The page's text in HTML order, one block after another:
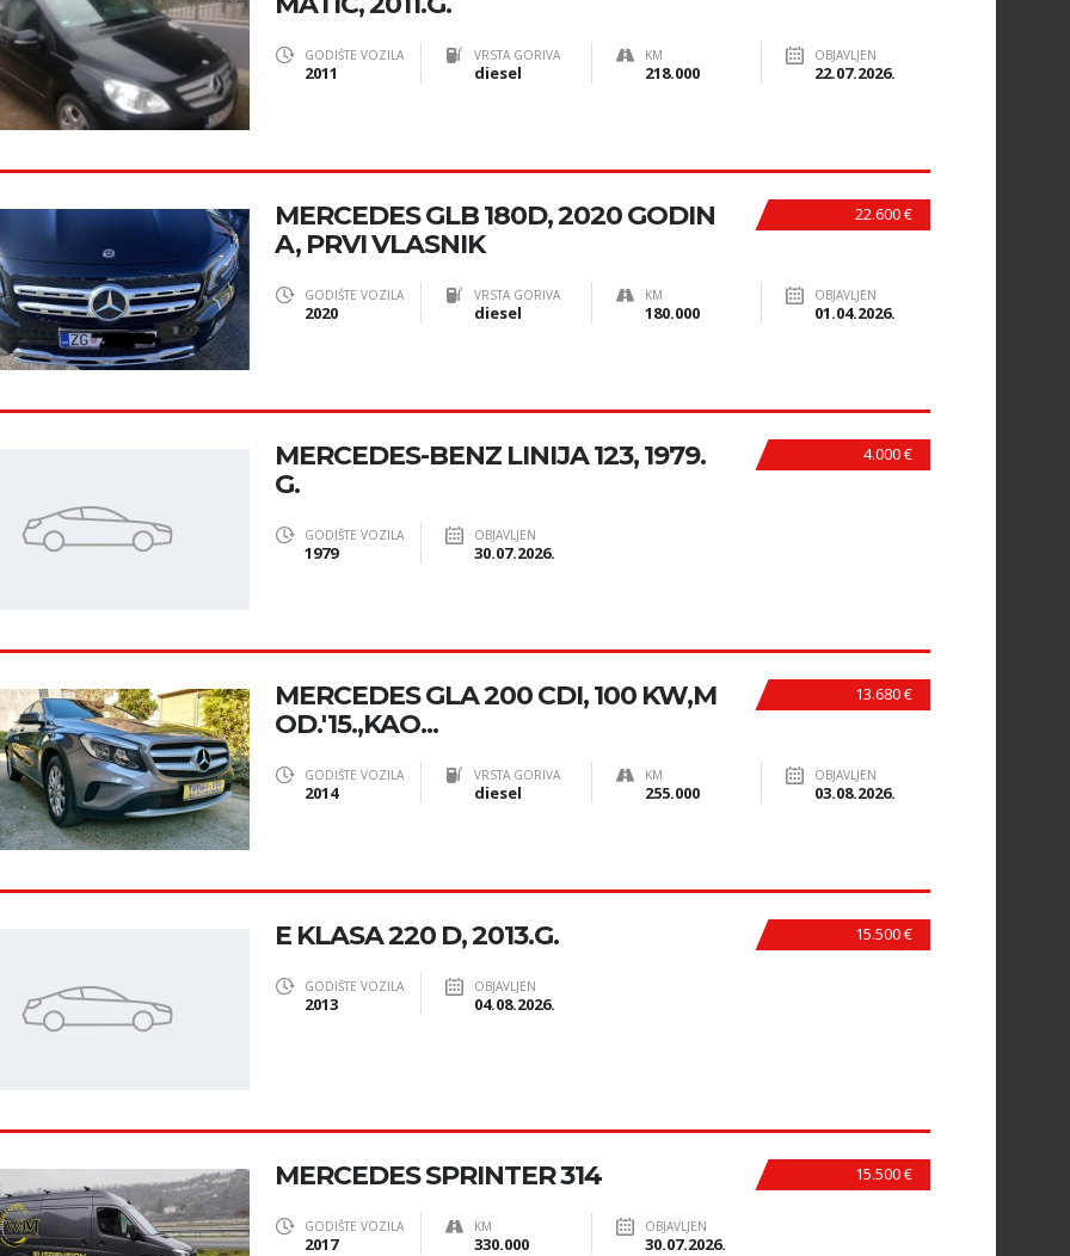
GODIŠTE VOZILA
2011
VRSTA GORIVA
diesel
KM
218.000
OBJAVLJEN
22.07.2026.
22.600 €
MERCEDES GLB 180D, 2020 GODIN
A, PRVI VLASNIK
GODIŠTE VOZILA
2020
VRSTA GORIVA
diesel
KM
180.000
OBJAVLJEN
01.04.2026.
4.000 €
MERCEDES-BENZ LINIJA 123, 1979.
G.
GODIŠTE VOZILA
1979
OBJAVLJEN
30.07.2026.
13.680 €
MERCEDES GLA 200 CDI, 100 KW,M
OD.'15.,KAO...
GODIŠTE VOZILA
2014
VRSTA GORIVA
diesel
KM
255.000
OBJAVLJEN
03.08.2026.
15.500 €
E KLASA 220 D, 2013.G.
GODIŠTE VOZILA
2013
OBJAVLJEN
04.08.2026.
15.500 €
MERCEDES SPRINTER 314
GODIŠTE VOZILA
2017
KM
330.000
OBJAVLJEN
30.07.2026.